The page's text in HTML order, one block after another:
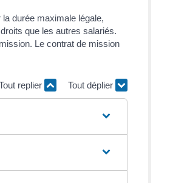
durée maximale légale,
que les autres salariés.
Le contrat de mission
replier Tout déplier